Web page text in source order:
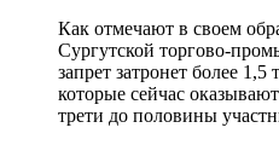
Как отмечают в своем
Сургутской торгово-
запрет затронет более
которые сейчас
трети до половины